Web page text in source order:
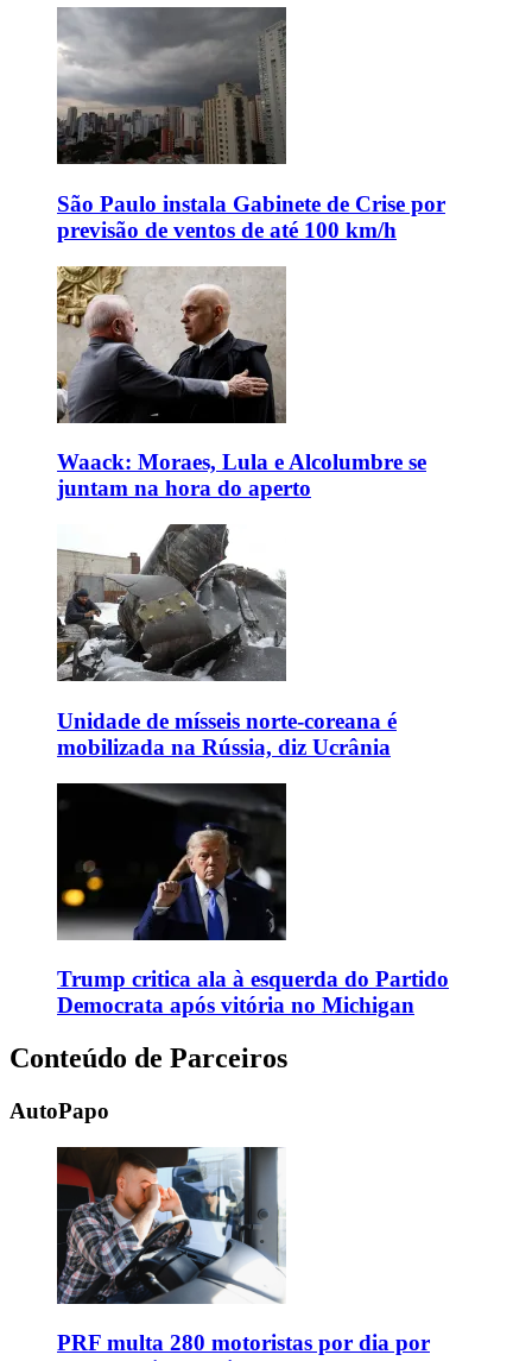
São Paulo instala Gabinete de Crise por
previsão de ventos de até 100 km/h
Waack: Moraes, Lula e Alcolumbre se
juntam na hora do aperto
Unidade de mísseis norte-coreana é
mobilizada na Rússia, diz Ucrânia
Trump critica ala à esquerda do Partido
Democrata após vitória no Michigan
Conteúdo de Parceiros
AutoPapo
PRF multa 280 motoristas por dia por